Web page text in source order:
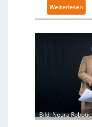
r
S
a
l
a
t
Weiterlesen
K
e
r
h
ä
l
t
S
Bild: Neura